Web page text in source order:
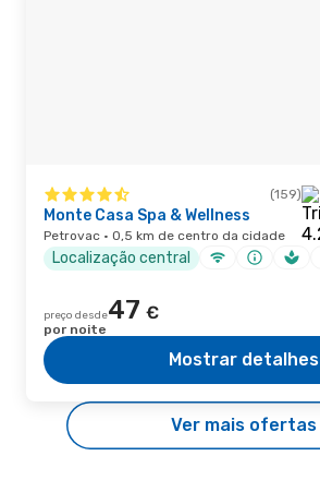
(159)
Monte Casa Spa & Wellness
Petrovac · 0,5 km de centro da cidade
Localização central
preço desde47 €
por noite
Mostrar detalhes
Ver mais ofertas